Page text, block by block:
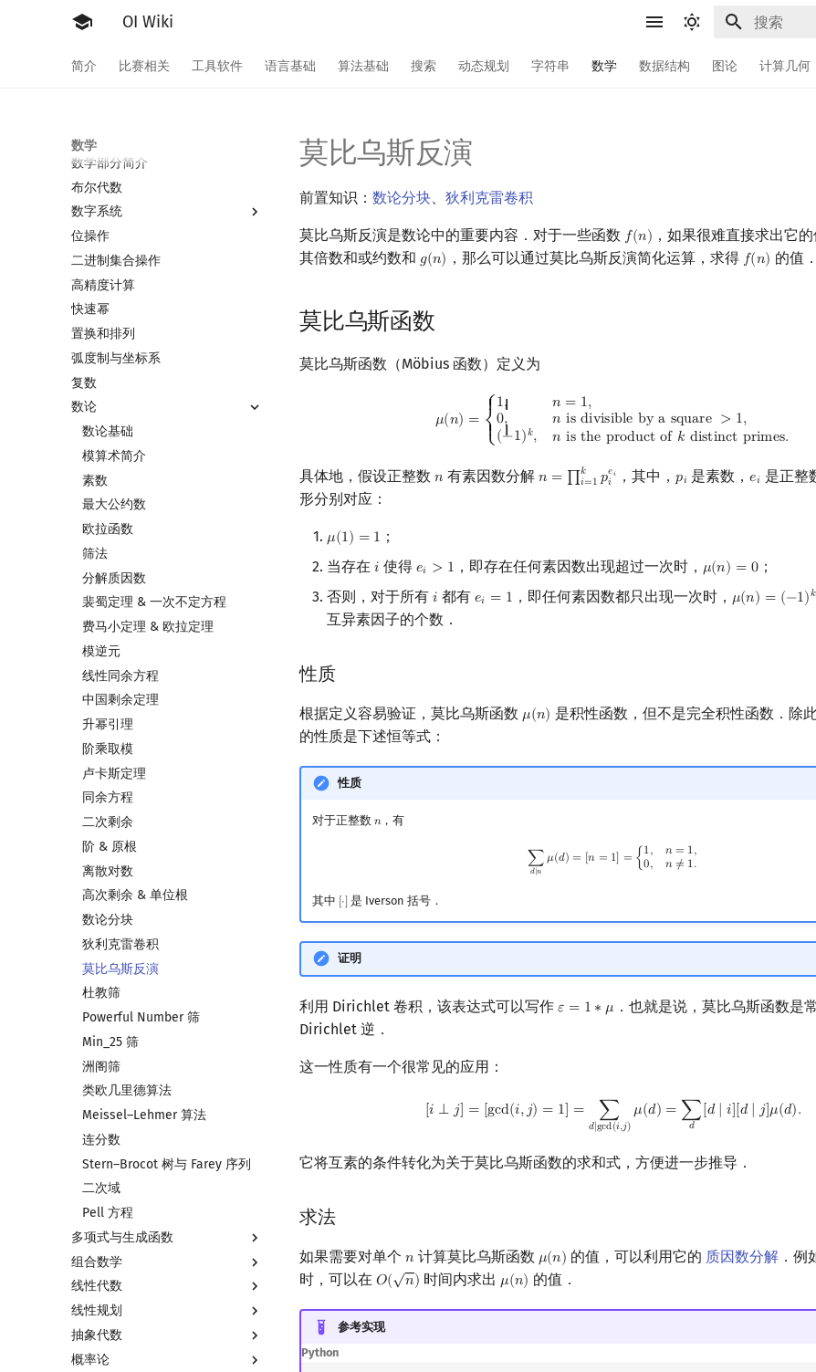
OI Wiki
简介 比赛相关 工具软件 语言基础 算法基础 搜索 动态规划 字符串 数学 数据结构 图论 计算几何
数学
数学部分简介
布尔代数
数字系统
数字系统简介
进位制
平衡三进制
格雷码
位操作
二进制集合操作
高精度计算
快速幂
置换和排列
弧度制与坐标系
复数
数论
数论基础
模算术简介
素数
最大公约数
欧拉函数
筛法
分解质因数
裴蜀定理 & 一次不定方程
费马小定理 & 欧拉定理
模逆元
线性同余方程
中国剩余定理
升幂引理
阶乘取模
卢卡斯定理
同余方程
二次剩余
阶 & 原根
离散对数
高次剩余 & 单位根
数论分块
狄利克雷卷积
莫比乌斯反演
杜教筛
Powerful Number 筛
Min_25 筛
洲阁筛
类欧几里德算法
Meissel–Lehmer 算法
连分数
Stern–Brocot 树与 Farey 序列
二次域
Pell 方程
多项式与生成函数
多项式与生成函数简介
代数基本定理
快速傅里叶变换
快速数论变换
快速沃尔什变换
组合数学
排列组合
抽屉原理
容斥原理
斐波那契数列
线性代数
线性代数简介
向量
内积和外积
线性规划
线性规划基础
单纯形法
抽象代数
基本概念
概率论
莫比乌斯反演
前置知识： 数论分块、 狄利克雷卷积
莫比乌斯反演是数论中的重要内容．对于一些函数 𝑓(𝑛)
f(n)
，如果很难直接求出它
其倍数和或约数和 𝑔(𝑛)
g(n) ，那么可以通过莫比乌斯反演简化运算，求得 𝑓(𝑛)
f(n) 的值．
莫比乌斯函数
莫比乌斯函数（Möbius 函数）定义为
𝜇(𝑛) =
⎧{ {
⎨{ {
⎩
1, 𝑛 = 1,
0, 𝑛 is divisible by a square > 1,
(−1)𝑘, 𝑛 is the product of 𝑘 distinct primes.
is divisible by a square
具体地，假设正整数 𝑛
n 有素因数分解 𝑛 = ∏𝑘
𝑖=1 𝑝𝑒𝑖
𝑖
n=∏ = 1kp iei ，其中，𝑝𝑖
pi 是素数，𝑒𝑖
ei 是正整
形分别对应：
𝜇(1) = 1
μ(1)= 1
；
当存在 𝑖
i 使得 𝑒𝑖 > 1
ei >1 ，即存在任何素因数出现超过一次时， 𝜇(𝑛) = 0
μ(n)= 0
；
否则，对于所有 𝑖
i 都有 𝑒𝑖 = 1
ei =1 ，即任何素因数都只出现一次时， 𝜇(𝑛) = (−1)𝑘
μ(n)= (−1)k
互异素因子的个数．
性质
根据定义容易验证，莫比乌斯函数 𝜇(𝑛)
μ(n) 是积性函数，但不是完全积性函数．除
的性质是下述恒等式：
性质
对于正整数 𝑛
n，有
∑
𝑑∣𝑛
𝜇(𝑑) = [𝑛 = 1] = {1, 𝑛 = 1,
0, 𝑛 ≠ 1.
∑ ∣nμ = 1]= n =1 n≠1.
其中 [⋅]
[⋅] 是 Iverson 括号．
证明
利用 Dirichlet 卷积，该表达式可以写作 𝜀 = 1 ∗ 𝜇
ε =1∗μ ．也就是说，莫比乌斯函数是
Dirichlet 逆．
这一性质有一个很常见的应用：
[𝑖 ⟂ 𝑗] = [gcd(𝑖,𝑗) = 1] = ∑
𝑑∣gcd(𝑖,𝑗)
𝜇(𝑑) = ∑
𝑑
[𝑑 ∣ 𝑖][𝑑 ∣ 𝑗]𝜇(𝑑).
[i ⟂j =[gcd i,j) =1 ]=∑ d∣ gcd( )μ(d) =∑ d[d∣i][ d∣j]μ( d ).
它将互素的条件转化为关于莫比乌斯函数的求和式，方便进一步推导．
求法
如果需要对单个 𝑛
n 计算莫比乌斯函数 𝜇(𝑛)
μ(n) 的值，可以利用它的 质因数分解 ．
时，可以在 𝑂(
√
𝑛)
O(n) 时间内求出 𝜇(𝑛)
μ(n) 的值．
参考实现
Python